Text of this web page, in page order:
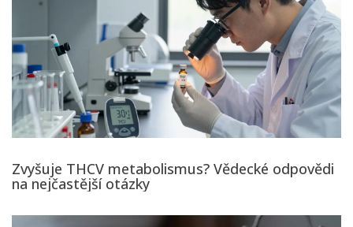
Zvyšuje THCV metabolismus? Vědecké odpovědi
na nejčastější otázky